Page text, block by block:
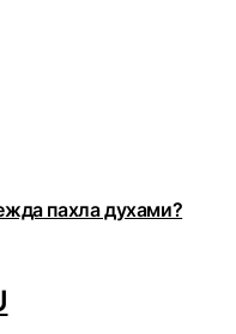
пахла духами?